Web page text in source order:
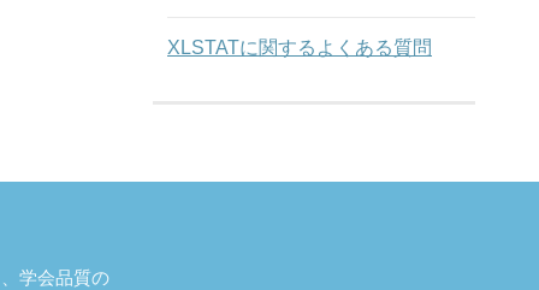
XLSTATに関するよくある質問
学会品質の